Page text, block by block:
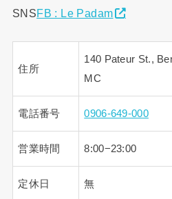
SNSFB : Le Padam
住所
140 Pateur St.,
MC
電話番号 0906-649-000
営業時間 8:00−23:00
定休日 無